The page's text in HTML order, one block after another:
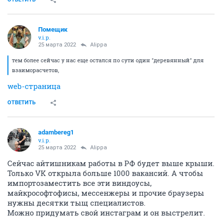
Помещик
v.i.p.
25 марта 2022 Alippa
тем более сейчас у нас еще остался по сути один "деревянный" для
взаиморасчетов,
web-страница
ОТВЕТИТЬ
adambereg1
v.i.p.
25 марта 2022 Alippa
Сейчас айтишникам работы в РФ будет выше крыши.
Только VK открыла больше 1000 вакансий. А чтобы
импортозаместить все эти виндоусы,
майкрософтофисы, мессенжеры и прочие браузеры
нужны десятки тыщ специалистов.
Можно придумать свой инстаграм и он выстрелит.